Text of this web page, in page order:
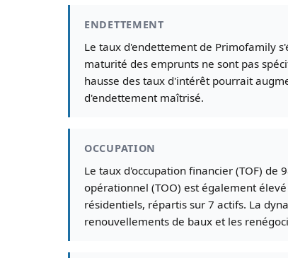
ENDETTEMENT
Le taux d'endettement de Primofamily
maturité des emprunts ne sont pas
hausse des taux d'intérêt pourrait
d'endettement maîtrisé.
OCCUPATION
Le taux d'occupation financier (TOF) de
opérationnel (TOO) est également
résidentiels, répartis sur 7 actifs. La
renouvellements de baux et les